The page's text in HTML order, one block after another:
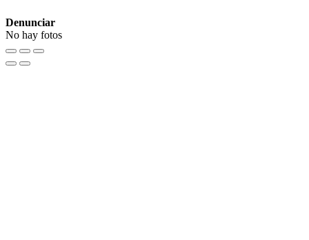
Denunciar
No hay fotos